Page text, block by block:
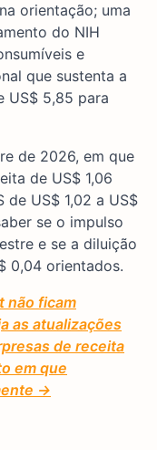
orientação; uma
do NIH
e
que sustenta a
US$ 5,85 para
de 2026, em que
de US$ 1,06
de US$ 1,02 a US$
se o impulso
e se a diluição
0,04 orientados.
não ficam
as atualizações
de receita
em que
→